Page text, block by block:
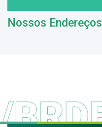
Nossos Endereços